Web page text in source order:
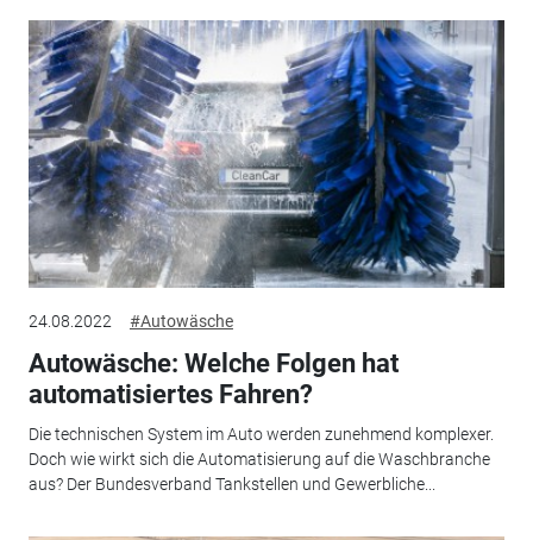
24.08.2022 #Autowäsche
Autowäsche: Welche Folgen hat
automatisiertes Fahren?
Die technischen System im Auto werden zunehmend komplexer.
Doch wie wirkt sich die Automatisierung auf die Waschbranche
aus? Der Bundesverband Tankstellen und Gewerbliche...